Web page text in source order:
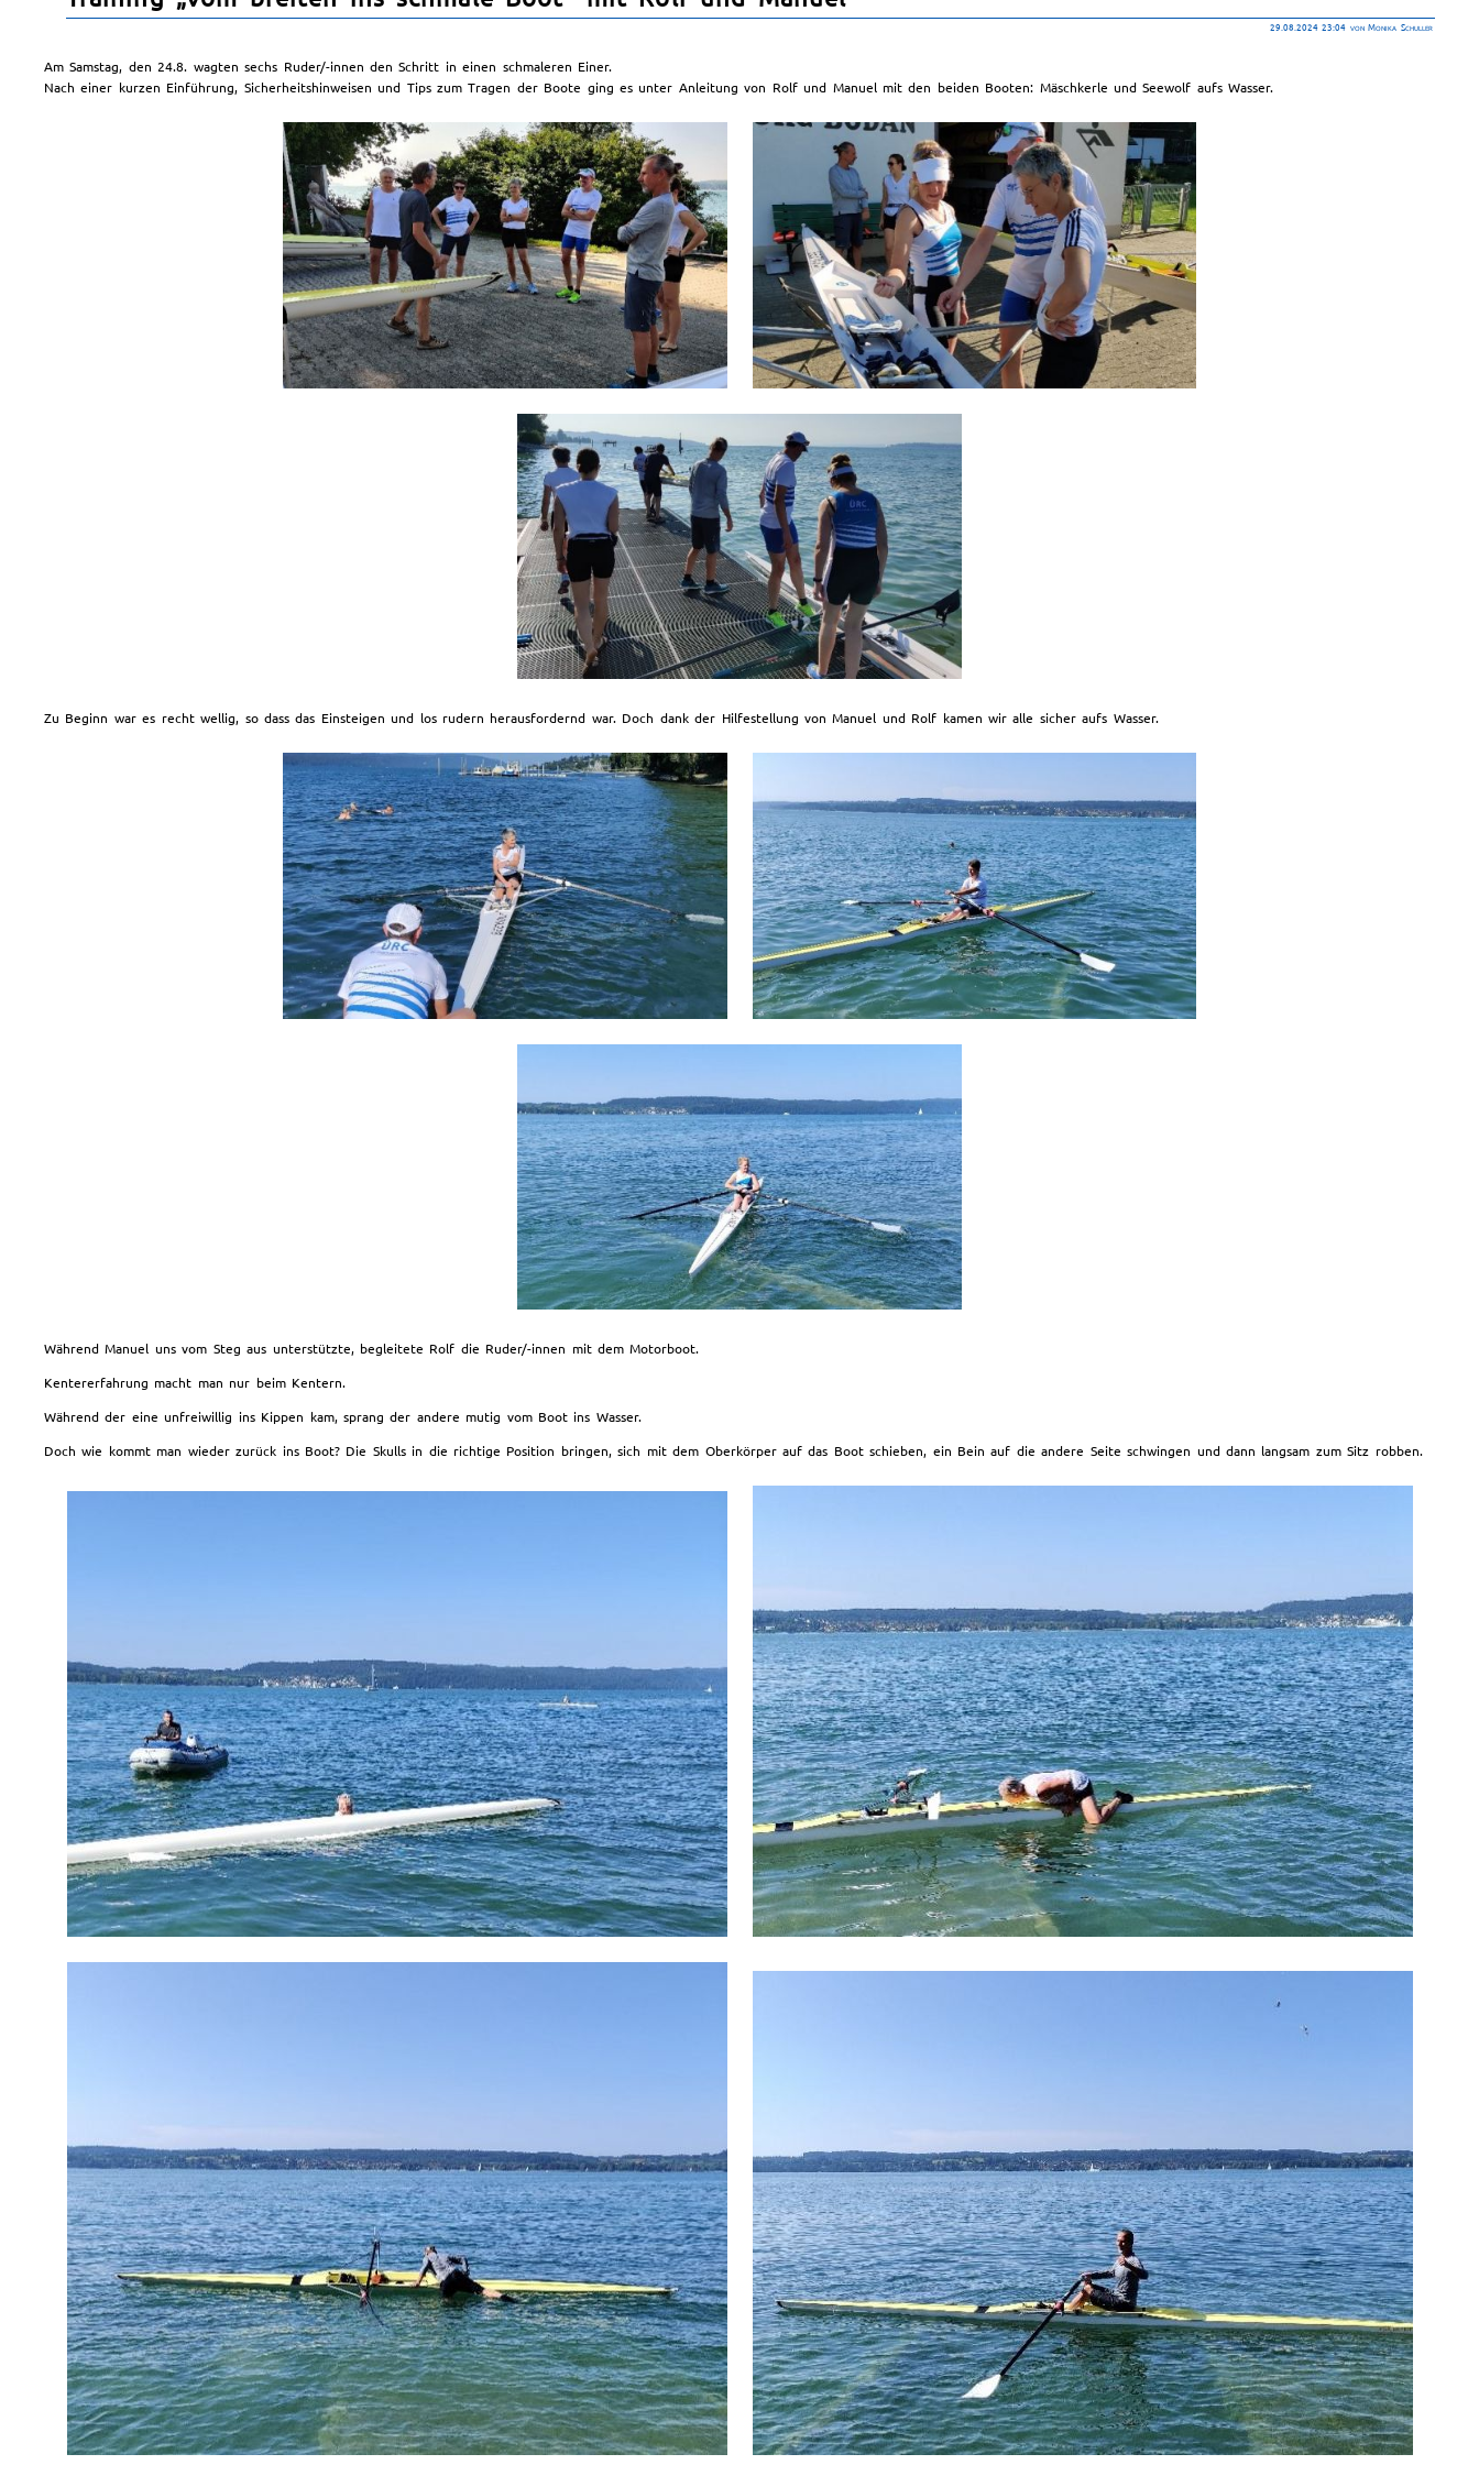
29.08.2024 23:04 von Monika Schuller
Am Samstag, den 24.8. wagten sechs Ruder/-innen den Schritt in einen schmaleren Einer.
Nach einer kurzen Einführung, Sicherheitshinweisen und Tips zum Tragen der Boote ging es unter Anleitung von Rolf und Manuel mit den beiden Booten: Mäschkerle und Seewolf aufs Wasser.
Zu Beginn war es recht wellig, so dass das Einsteigen und los rudern herausfordernd war. Doch dank der Hilfestellung von Manuel und Rolf kamen wir alle sicher aufs Wasser.
Während Manuel uns vom Steg aus unterstützte, begleitete Rolf die Ruder/-innen mit dem Motorboot.
Kentererfahrung macht man nur beim Kentern.
Während der eine unfreiwillig ins Kippen kam, sprang der andere mutig vom Boot ins Wasser.
Doch wie kommt man wieder zurück ins Boot? Die Skulls in die richtige Position bringen, sich mit dem Oberkörper auf das Boot schieben, ein Bein auf die andere Seite schwingen und dann langsam zum Sitz robben.